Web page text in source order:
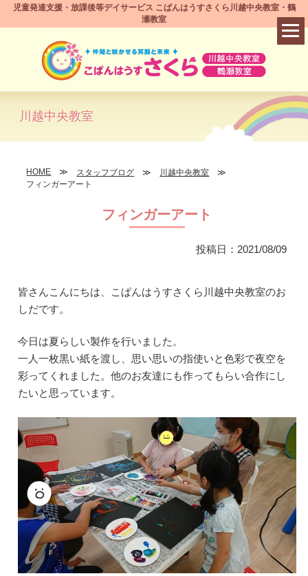
児童発達支援・放課後等デイサービス こぱんはうすさくら川越中央教室・鶴
瀬教室
川越中央教室
HOME スタッフブログ
川越中央教室
フィンガーアート
フィンガーアート
投稿日：2021/08/09
皆さんこんにちは、こぱんはうすさくら川越中央教室のお
しだです。
今日は夏らしい製作を行いました。
一人一枚黒い紙を渡し、思い思いの指使いと色彩で夜空を
彩ってくれました。他のお友達にも作ってもらい合作にし
たいと思っています。